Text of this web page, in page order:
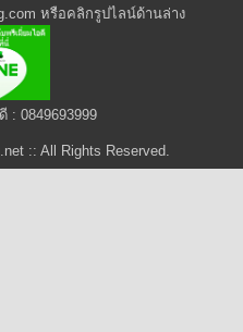
หรือคลิกรูปไลน์ด้านล่าง
: 0849693999
:: All Rights Reserved.